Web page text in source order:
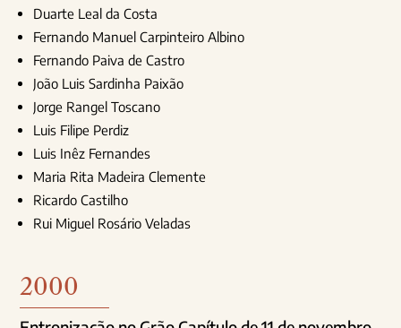
Duarte Leal da Costa
Fernando Manuel Carpinteiro Albino
Fernando Paiva de Castro
João Luis Sardinha Paixão
Jorge Rangel Toscano
Luis Filipe Perdiz
Luis Inêz Fernandes
Maria Rita Madeira Clemente
Ricardo Castilho
Rui Miguel Rosário Veladas
2000